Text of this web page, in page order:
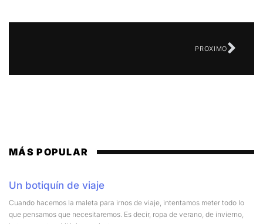
PROXIMO
MÁS POPULAR
Un botiquín de viaje
Cuando hacemos la maleta para irnos de viaje, intentamos meter todo lo
que pensamos que necesitaremos. Es decir, ropa de verano, de invierno,